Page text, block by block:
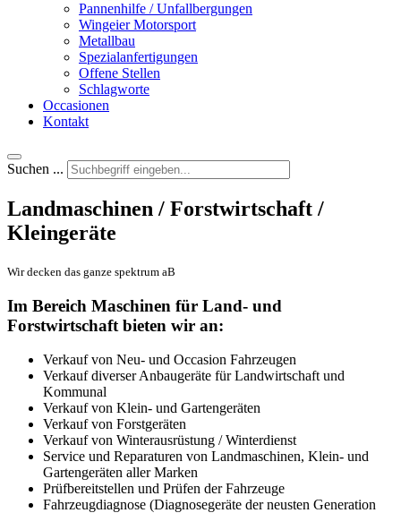
Pannenhilfe / Unfallbergungen
Wingeier Motorsport
Metallbau
Spezialanfertigungen
Offene Stellen
Schlagworte
Occasionen
Kontakt
Suchen ...
Landmaschinen / Forstwirtschaft /
Kleingeräte
Wir decken das ganze spektrum aB
Im Bereich Maschinen für Land- und
Forstwirtschaft bieten wir an:
Verkauf von Neu- und Occasion Fahrzeugen
Verkauf diverser Anbaugeräte für Landwirtschaft und
Kommunal
Verkauf von Klein- und Gartengeräten
Verkauf von Forstgeräten
Verkauf von Winterausrüstung / Winterdienst
Service und Reparaturen von Landmaschinen, Klein- und
Gartengeräten aller Marken
Prüfbereitstellen und Prüfen der Fahrzeuge
Fahrzeugdiagnose (Diagnosegeräte der neusten Generation